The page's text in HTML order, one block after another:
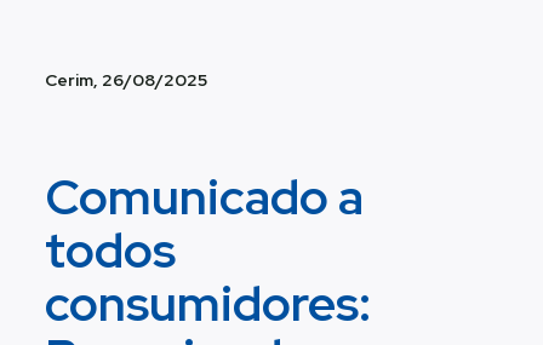
Cerim, 26/08/2025
Comunicado a
todos
consumidores: